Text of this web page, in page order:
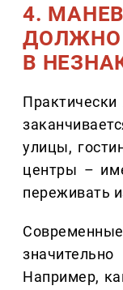
4.
ДОЛЖНО
В
улицы,
центры –
переживать
Например,